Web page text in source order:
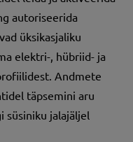
autoriseerida
üksikasjaliku
elektri-, hübriid- ja
Andmete
täpsemini aru
süsiniku jalajäljel